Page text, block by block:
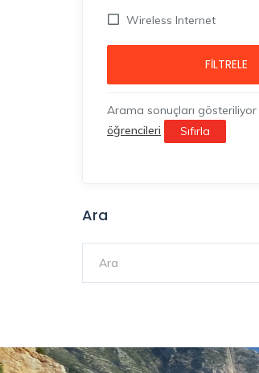
Wireless Internet
FILTRELE
Arama sonuçları gösteriliyor
öğrencileri
Sıfırla
Ara